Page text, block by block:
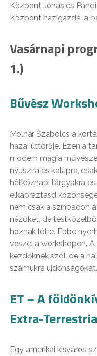
Központ Jónás és
Központ házigazdái a
Vasárnapi
1.)
Bűvész
Molnár Szabolcs a
hazai úttörője. Ezen a
modern mágia
nyuszira és kalapra,
hétköznapi tárgyakra
elkápráztasd
nem csak a színpadon
nézőket, de
hoznak létre. Ebbe
veszel a workshopon.
kezdőknek szól, de a
számukra újdonságokat.
ET – A
Extra-
Egy amerikai kisváros